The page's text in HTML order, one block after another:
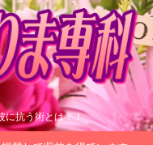
に抗う術とは？！